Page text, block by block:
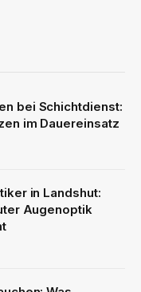
bei Schichtdienst:
im Dauereinsatz
in Landshut:
Augenoptik